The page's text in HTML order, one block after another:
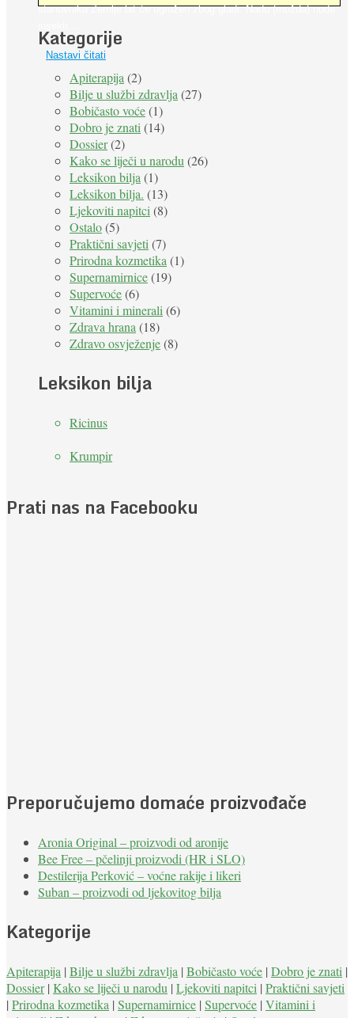
stanovnika Zemlje bit će ugrožen zbog gladi. Nadu (možda) nude
Nastavi čitati
Kategorije
Apiterapija (2)
Bilje u službi zdravlja (27)
Bobičasto voće(1)
Dobro je znati (14)
Dossier(2)
Kako se liječi u narodu (26)
Leksikon bilja (1)
Leksikon bilja. (13)
Ljekoviti napitci (8)
Ostalo(5)
Praktični savjeti (7)
Prirodna kozmetika (1)
Supernamirnice(19)
Supervoće(6)
Vitamini i minerali (6)
Zdrava hrana (18)
Zdravo osvježenje(8)
Leksikon bilja
Ricinus
Krumpir
Prati nas na Facebooku
Preporučujemo domaće proizvođače
Aronia Original – proizvodi od aronije
Bee Free – pčelinji proizvodi (HR i SLO)
Destilerija Perković – voćne rakije i likeri
Suban – proizvodi od ljekovitog bilja
Kategorije
Apiterapija | Bilje u službi zdravlja | Bobičasto voće | Dobro je znati |
Dossier| Kako se liječi u narodu | Ljekoviti napitci | Praktični savjeti
| Prirodna kozmetika | Supernamirnice | Supervoće | Vitamini i